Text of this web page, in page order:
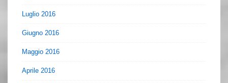
Luglio 2016
Giugno 2016
Maggio 2016
Aprile 2016